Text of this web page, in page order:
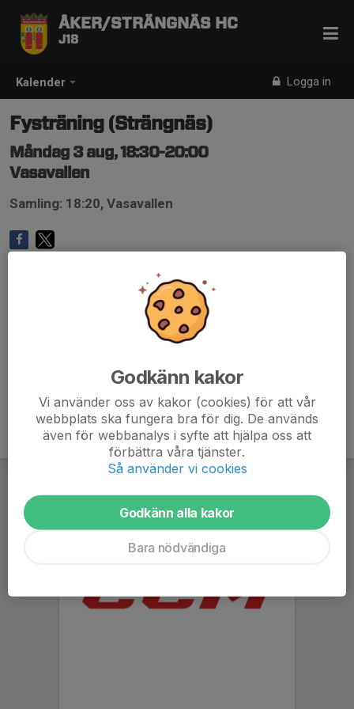
Kalender Logga in
ÅKER/STRÄNGNÄS HC
J18
Fysträning (Strängnäs)
Måndag 3 aug, 18:30-20:00
Vasavallen
Samling: 18:20, Vasavallen
Godkänn kakor
Vi använder oss av kakor (cookies) för att vår
webbplats ska fungera bra för dig. De används
även för webbanalys i syfte att hjälpa oss att
förbättra våra tjänster.
Så använder vi cookies
Godkänn alla kakor
Bara nödvändiga